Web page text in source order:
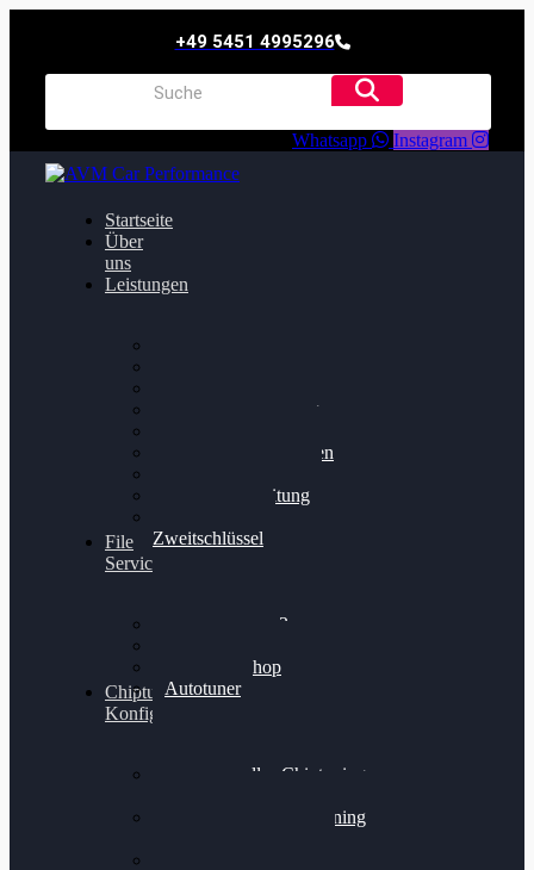
+49 5451 4995296
Whatsapp Instagram
Startseite
Über
uns
Leistungen
Getriebeoptimierung
Bremsscheiben planen
Felgenaufbereitung
Zweitschlüssel
File
Service
Alientech Kess3
Alientech Shop
Autotuner
Chiptuning
Konfigurator
Professionelles Chiptuning
Professionelles Chiptuning